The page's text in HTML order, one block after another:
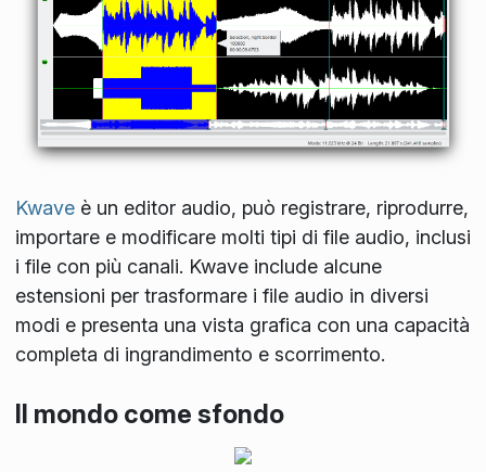
Kwaveè un editor audio, può registrare, riprodurre,
importare e modificare molti tipi di file audio, inclusi
i file con più canali. Kwave include alcune
estensioni per trasformare i file audio in diversi
modi e presenta una vista grafica con una capacità
completa di ingrandimento e scorrimento.
Il mondo come sfondo